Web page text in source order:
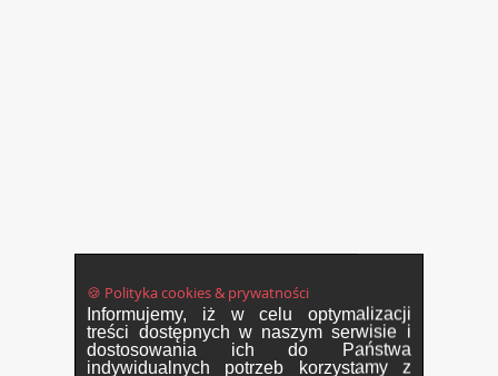
🍪 Polityka cookies & prywatności
Informujemy, iż w celu optymalizacji
treści dostępnych w naszym serwisie i
dostosowania ich do Państwa
indywidualnych potrzeb korzystamy z